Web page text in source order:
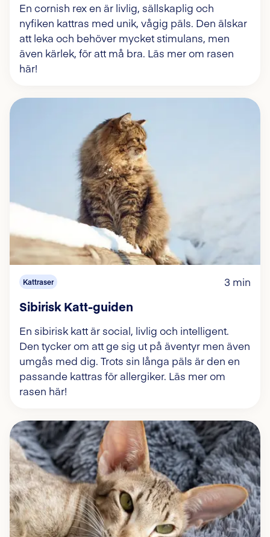
En cornish rex en är livlig, sällskaplig och
nyfiken kattras med unik, vågig päls. Den älskar
att leka och behöver mycket stimulans, men
även kärlek, för att må bra. Läs mer om rasen
här!
Kattraser 3 min
Sibirisk Katt-guiden
En sibirisk katt är social, livlig och intelligent.
Den tycker om att ge sig ut på äventyr men även
umgås med dig. Trots sin långa päls är den en
passande kattras för allergiker. Läs mer om
rasen här!